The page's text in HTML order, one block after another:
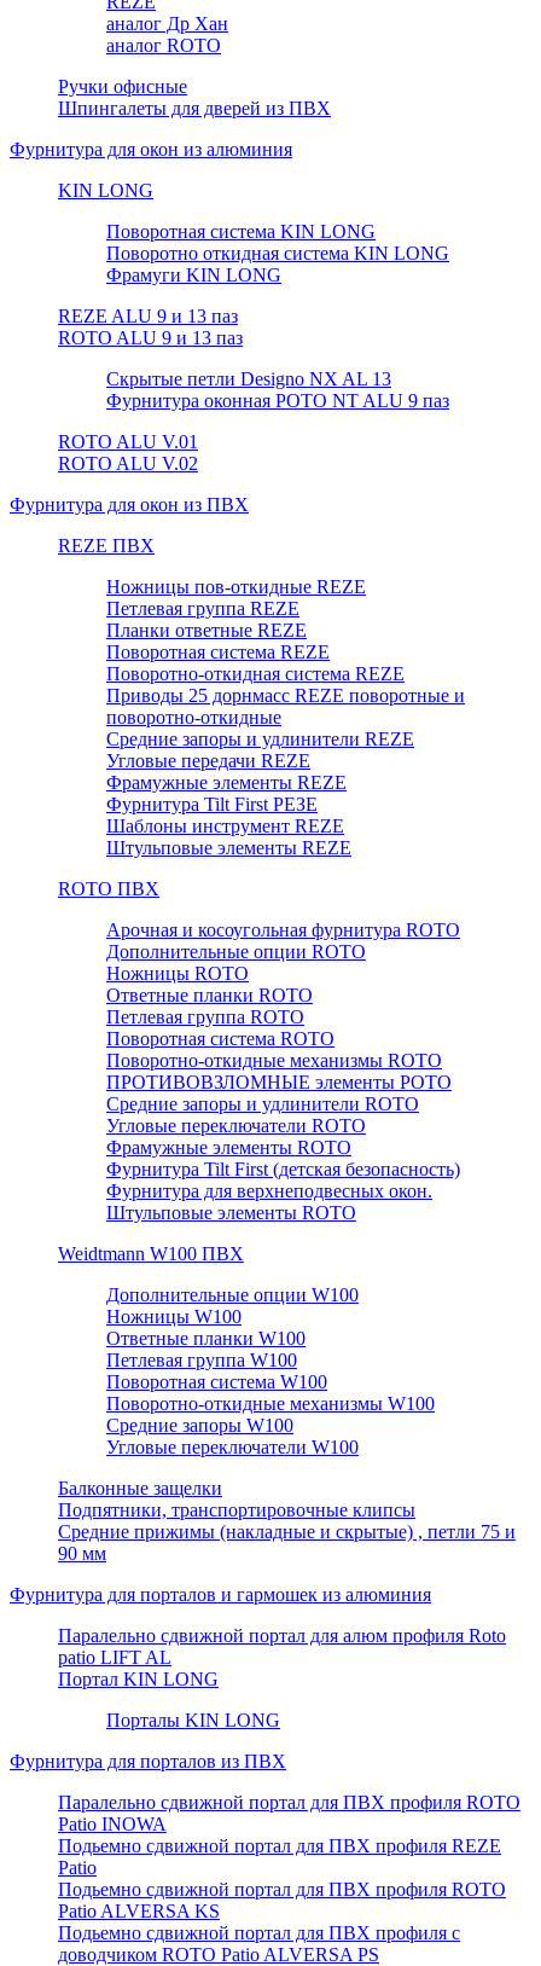
аналог Др Хан
аналог ROTO
Ручки офисные
Шпингалеты для дверей из ПВХ
Фурнитура для окон из алюминия
KIN LONG
Поворотная система KIN LONG
Поворотно откидная система KIN LONG
Фрамуги KIN LONG
REZE ALU 9 и 13 паз
ROTO ALU 9 и 13 паз
Скрытые петли Designo NX AL 13
Фурнитура оконная РОТО NT ALU 9 паз
ROTO ALU V.01
ROTO ALU V.02
Фурнитура для окон из ПВХ
REZE ПВХ
Ножницы пов-откидные REZE
Петлевая группа REZE
Планки ответные REZE
Поворотная система REZE
Поворотно-откидная система REZE
Приводы 25 дорнмасс REZE поворотные и
поворотно-откидные
Средние запоры и удлинители REZE
Угловые передачи REZE
Фрамужные элементы REZE
Фурнитура Tilt First РЕЗЕ
Шаблоны инструмент REZE
Штульповые элементы REZE
RОTO ПВХ
Арочная и косоугольная фурнитура ROTO
Дополнительные опции ROTO
Ножницы ROTO
Ответные планки ROTO
Петлевая группа ROTO
Поворотная система ROTO
Поворотно-откидные механизмы ROTO
ПРОТИВОВЗЛОМНЫЕ элементы РОТО
Средние запоры и удлинители ROTO
Угловые переключатели ROTO
Фрамужные элементы ROTO
Фурнитура Tilt First (детская безопасность)
Фурнитура для верхнеподвесных окон.
Штульповые элементы ROTO
Weidtmann W100 ПВХ
Дополнительные опции W100
Ножницы W100
Ответные планки W100
Петлевая группа W100
Поворотная система W100
Поворотно-откидные механизмы W100
Средние запоры W100
Угловые переключатели W100
Балконные защелки
Подпятники, транспортировочные клипсы
Средние прижимы (накладные и скрытые) , петли 75 и
90 мм
Фурнитура для порталов и гармошек из алюминия
Паралельно сдвижной портал для алюм профиля Roto
patio LIFT AL
Портал KIN LONG
Порталы KIN LONG
Фурнитура для порталов из ПВХ
Паралельно сдвижной портал для ПВХ профиля ROTO
Patio INOWA
Подьемно сдвижной портал для ПВХ профиля REZE
Patio
Подьемно сдвижной портал для ПВХ профиля ROTO
Patio ALVERSA KS
Подьемно сдвижной портал для ПВХ профиля с
доводчиком ROTO Patio ALVERSA PS